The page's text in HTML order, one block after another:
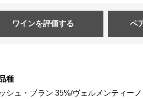
ワインを評価する ペ
種
シュ・ブラン 35%/ヴェルメンティー